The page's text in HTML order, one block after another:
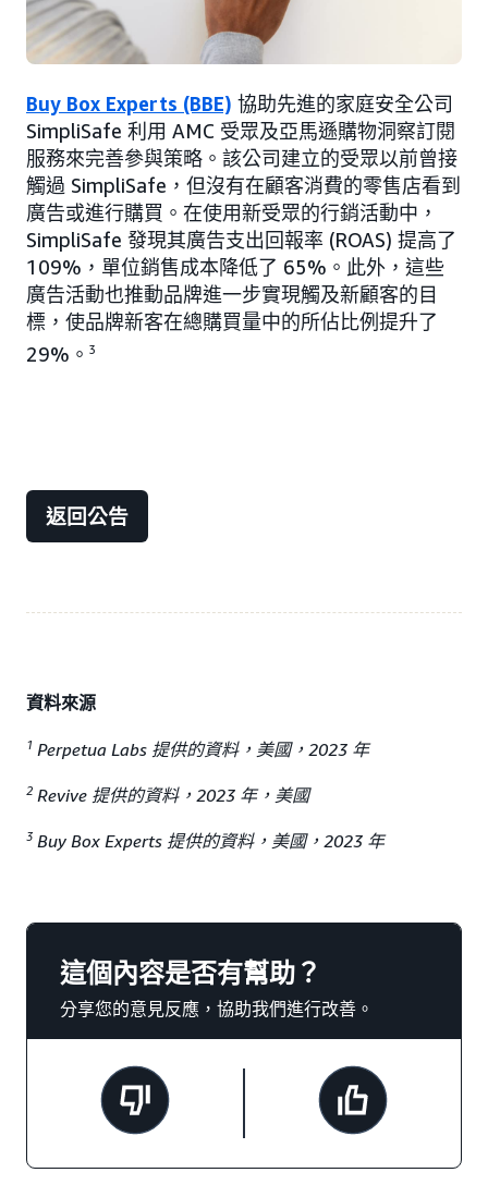
Buy Box Experts (BBE) 協助先進的家庭安全公司
SimpliSafe 利用 AMC 受眾及亞馬遜購物洞察訂閱
服務來完善參與策略。該公司建立的受眾以前曾接
觸過 SimpliSafe，但沒有在顧客消費的零售店看到
廣告或進行購買。在使用新受眾的行銷活動中，
SimpliSafe 發現其廣告支出回報率 (ROAS) 提高了
109%，單位銷售成本降低了 65%。此外，這些
廣告活動也推動品牌進一步實現觸及新顧客的目
標，使品牌新客在總購買量中的所佔比例提升了
29%。 3
返回公告
資料來源
1 Perpetua Labs 提供的資料，美國，2023 年
2 Revive 提供的資料，2023 年，美國
3 Buy Box Experts 提供的資料，美國，2023 年
這個內容是否有幫助？
分享您的意見反應，協助我們進行改善。